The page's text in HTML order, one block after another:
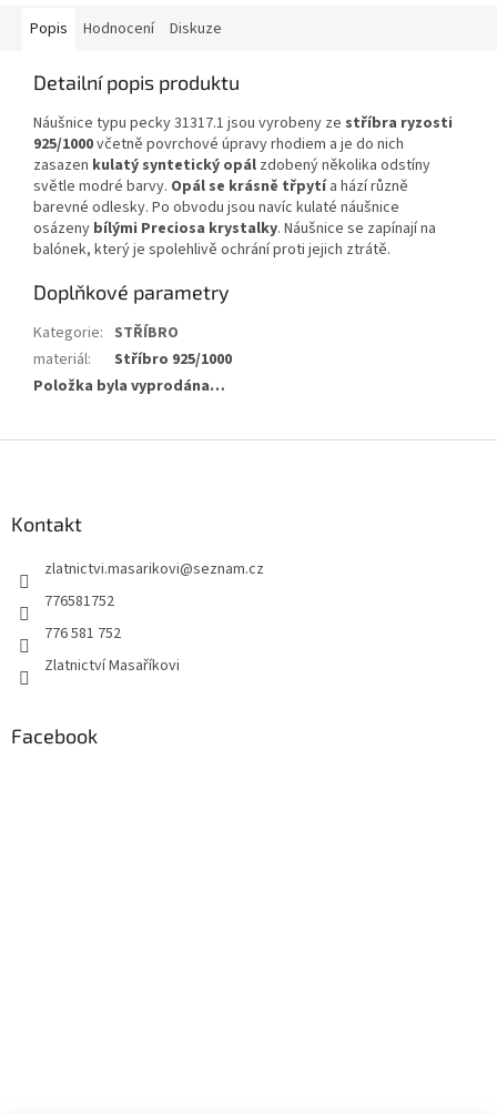
Popis Hodnocení Diskuze
Detailní popis produktu
Náušnice typu pecky 31317.1 jsou vyrobeny ze stříbra ryzosti
925/1000včetně povrchové úpravy rhodiem a je do nich
zasazen kulatý syntetický opál zdobený několika odstíny
světle modré barvy. Opál se krásně třpytía hází různě
barevné odlesky. Po obvodu jsou navíc kulaté náušnice
osázeny bílými Preciosa krystalky. Náušnice se zapínají na
balónek, který je spolehlivě ochrání proti jejich ztrátě.
Doplňkové parametry
Kategorie: STŘÍBRO
materiál:
Stříbro 925/1000
Položka byla vyprodána…
Kontakt
zlatnictvi.masarikovi@seznam.cz
776581752
776 581 752
Zlatnictví Masaříkovi
Facebook